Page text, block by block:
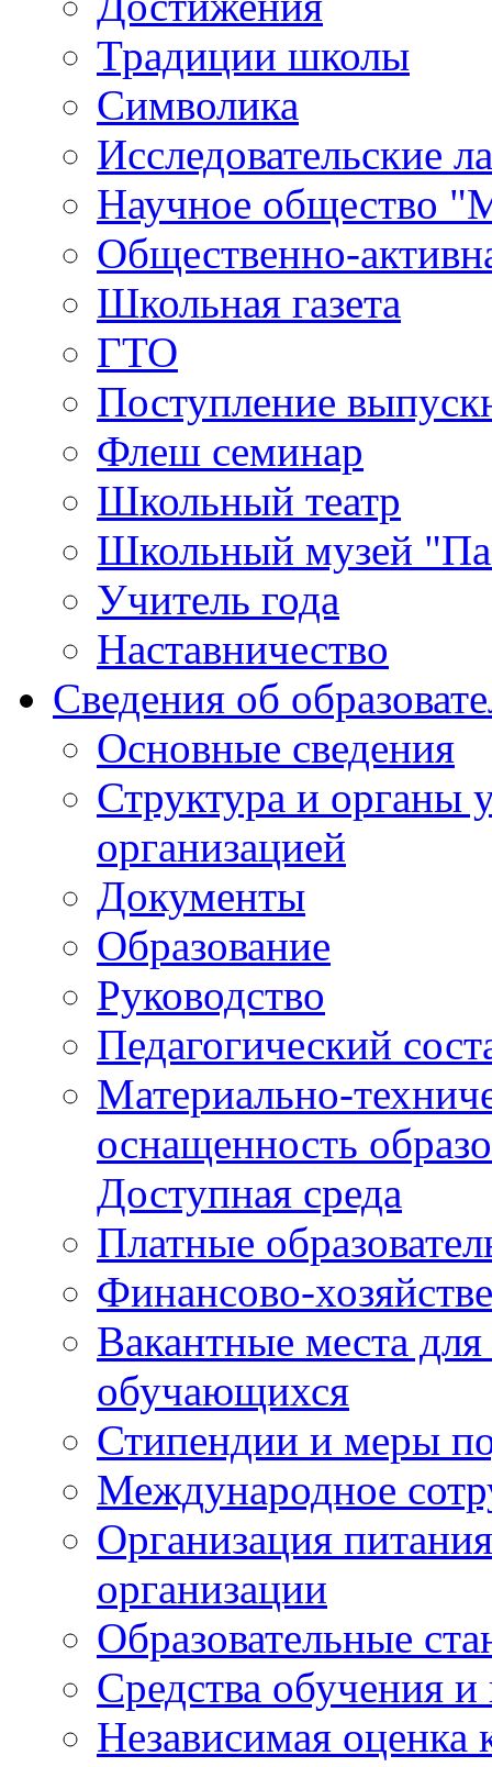
Традиции школы
Символика
Исследовательские
Научное общество
Общественно-
Школьная газета
ГТО
Поступление
Флеш семинар
Школьный театр
Школьный музей
Учитель года
Наставничество
Сведения об
Основные сведения
Структура и органы
организацией
Документы
Образование
Руководство
Педагогический
Материально-
оснащенность
Доступная среда
Платные
Финансово-
Вакантные места
обучающихся
Стипендии и меры
Международное
Организация
организации
Образовательные
Средства обучения и
Независимая оценка